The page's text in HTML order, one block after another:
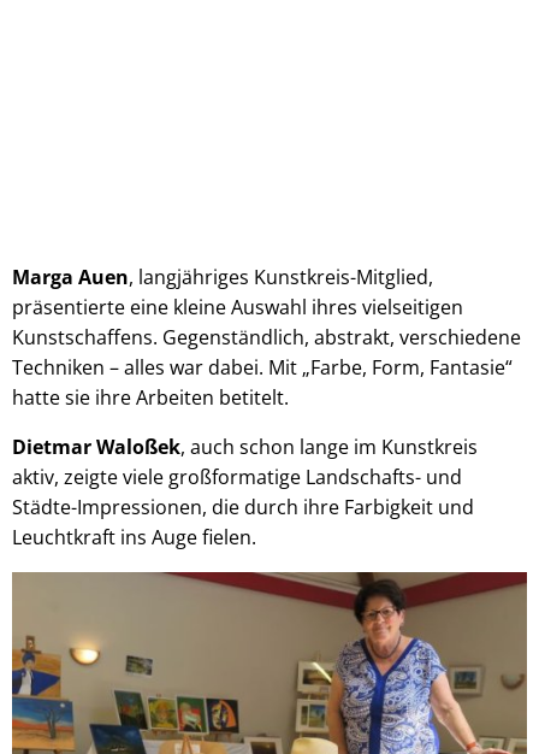
Marga Auen, langjähriges Kunstkreis-Mitglied,
präsentierte eine kleine Auswahl ihres vielseitigen
Kunstschaffens. Gegenständlich, abstrakt, verschiedene
Techniken – alles war dabei. Mit „Farbe, Form, Fantasie“
hatte sie ihre Arbeiten betitelt.
Dietmar Waloßek, auch schon lange im Kunstkreis
aktiv, zeigte viele großformatige Landschafts- und
Städte-Impressionen, die durch ihre Farbigkeit und
Leuchtkraft ins Auge fielen.